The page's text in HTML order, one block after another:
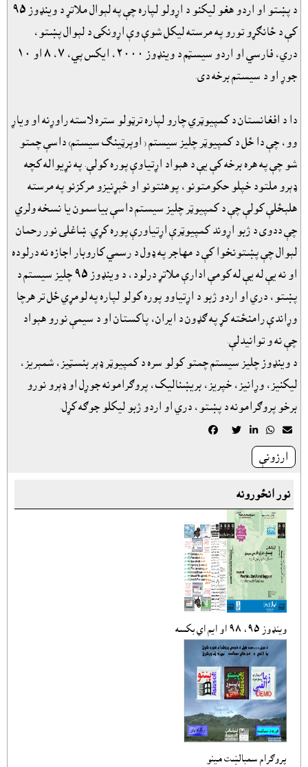
د پښتو او اردو هغو ليکنو د اړولو لپاره چې په لېوال ملاتړ د وينډوز ٩٥
کې د ځانګړو تورو په مرسته ليکل شوې وې اړونکى د لېوال پښتو،
دري، فارسي او اردو سيسټم د وينډوز ٢٠٠٠، ايکس پي، ٧، ٨ او ١٠
جوړ او د سيستم برخه دى.
دا د افغانستان د کمپيوټري چارو لپاره ترټولو ستره لاسته راوړنه او وياړ
وو، چې دا ځل د کمپيوټر چليز سيستم ( اوپرټينګ سيستم) داسې چمتو
شو چې په هره برخه کې يې د هېواد اړتياوې پوره کولې. په نړيواله کچه
ډېرو ملتود خپلو حکومتونو، پوهنتونو او څېړنيزو مرکزنو په مرسته
هلېځلې کولې چې د کمپيوټر چليز سيستم داسې بياسمون يا نسخه ولري
چې ددوى د ژبو اړوند کمپيوټرې اړتياورې پوره کړي. ښاغلى نور رحمان
لېوال چې پښتونخوا کې د مهاجر په ډول د رسمي کاروبار اجازه نه درلوده
او نه يې له يې له کومې ادارې ملاتړ درلود، د وينډوز ٩٥ چليز سيستم د
پښتو، دري او اردو ژبو د اړتياوو پوره کولو لپاره په لومړي ځل تر هرچا
وړاندې رامنځته کړ په ګډون د ايران، پاکستان او د سيمې نورو هېواد
چې نه و توانيدلې.
د وينډوز چليز سيستم چمتو کولو سره د کمپيوټر ډېر بنسټيز، شمېريز،
ليکنيز، وړانيز، خپريز، بريښناليک، پروګرامونه جوړل او ډېرو نورو
برخو پروګرامونه د پښتو، دري او اردو ژبو ليکلو جوګه کړل.
    
ارزونې
نور انځورونه
وينډوز ٩٥، ٩٨ او ايم اي بکسه
پروګرام سمبالښت مينو